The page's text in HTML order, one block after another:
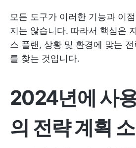
모든 도구가 이러한 기능과 이
지는 않습니다. 따라서 핵심은
스 플랜, 상황 및 환경에 맞는
를 찾는 것입니다.
2024년에 사
의 전략 계획